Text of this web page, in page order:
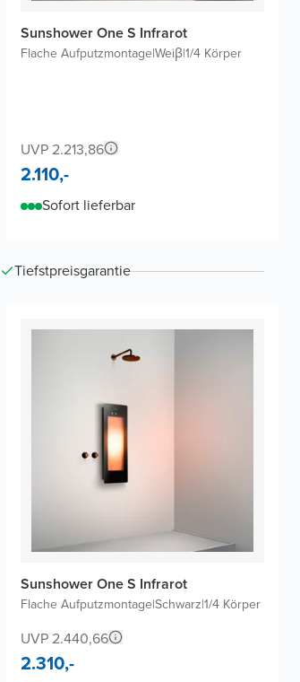
Sunshower One S Infrarot
Flache Aufputzmontage|Weiβ|1/4 Körper
UVP 2.213,86
2.110,-
Sofort lieferbar
Tiefstpreisgarantie
Sunshower One S Infrarot
Flache Aufputzmontage|Schwarz|1/4 Körper
UVP 2.440,66
2.310,-